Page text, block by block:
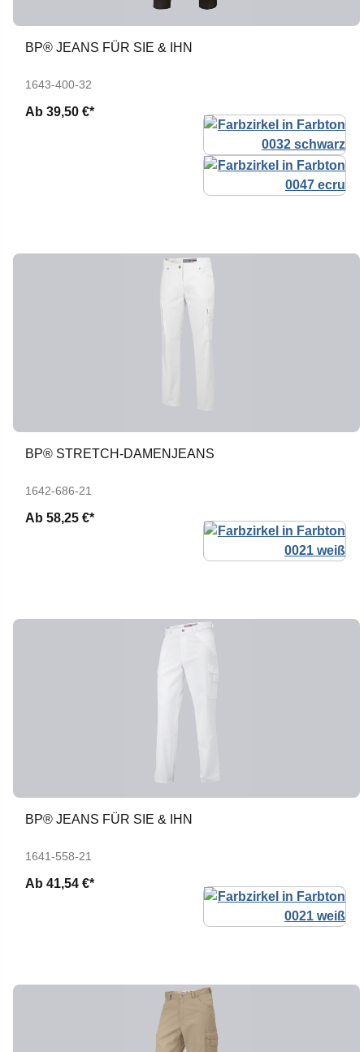
BP® JEANS FÜR SIE & IHN
1643-400-32
Ab 39,50 €*
BP® STRETCH-DAMENJEANS
1642-686-21
Ab 58,25 €*
BP® JEANS FÜR SIE & IHN
1641-558-21
Ab 41,54 €*